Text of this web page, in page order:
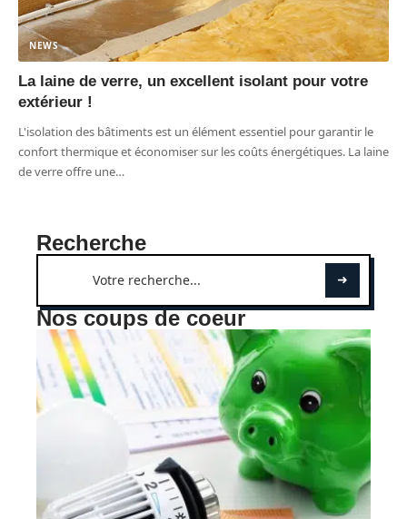
NEWS
La laine de verre, un excellent isolant pour votre
extérieur !
L'isolation des bâtiments est un élément essentiel pour garantir le
confort thermique et économiser sur les coûts énergétiques. La laine
de verre offre une…
Recherche
Nos coups de coeur